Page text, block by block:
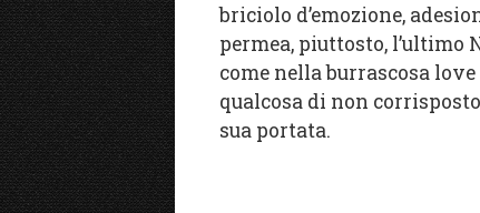
briciolo d’emozione,
permea, piuttosto, l’ultimo
come nella burrascosa
qualcosa di non
sua portata.